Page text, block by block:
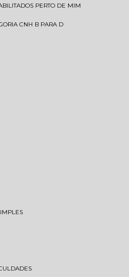
PERTO DE MIM
CNH B PARA D